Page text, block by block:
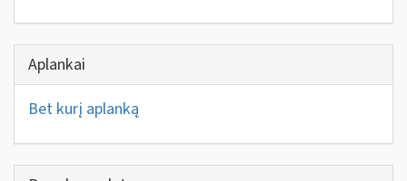
Aplankai
Bet kurį aplanką